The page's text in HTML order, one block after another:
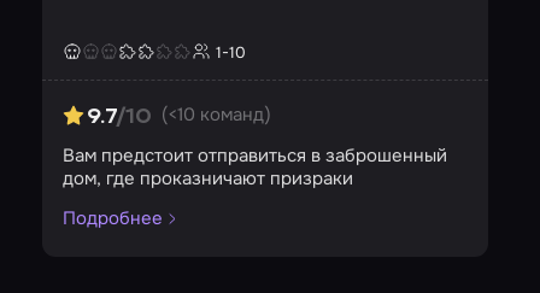
1-10
9.7/10 (<10 команд)
Вам предстоит отправиться в заброшенный
дом, где проказничают призраки
Подробнее